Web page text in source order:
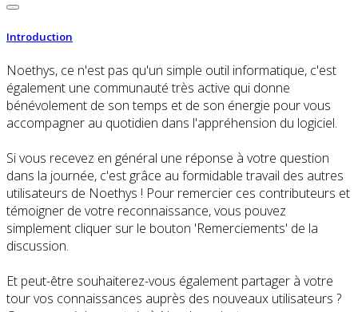
Introduction
Noethys, ce n'est pas qu'un simple outil informatique, c'est
également une communauté très active qui donne
bénévolement de son temps et de son énergie pour vous
accompagner au quotidien dans l'appréhension du logiciel.
Si vous recevez en général une réponse à votre question
dans la journée, c'est grâce au formidable travail des autres
utilisateurs de Noethys ! Pour remercier ces contributeurs et
témoigner de votre reconnaissance, vous pouvez
simplement cliquer sur le bouton 'Remerciements' de la
discussion.
Et peut-être souhaiterez-vous également partager à votre
tour vos connaissances auprès des nouveaux utilisateurs ?